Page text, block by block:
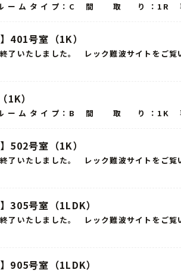
ル ー ム タ イ プ：C 間 取 り ：
401号室（1K）
いたしました。 レック難波サイトをご覧
1K）
ル ー ム タ イ プ：B 間 取 り ：
502号室（1K）
いたしました。 レック難波サイトをご覧
305号室（1LDK）
いたしました。 レック難波サイトをご覧
905号室（1LDK）